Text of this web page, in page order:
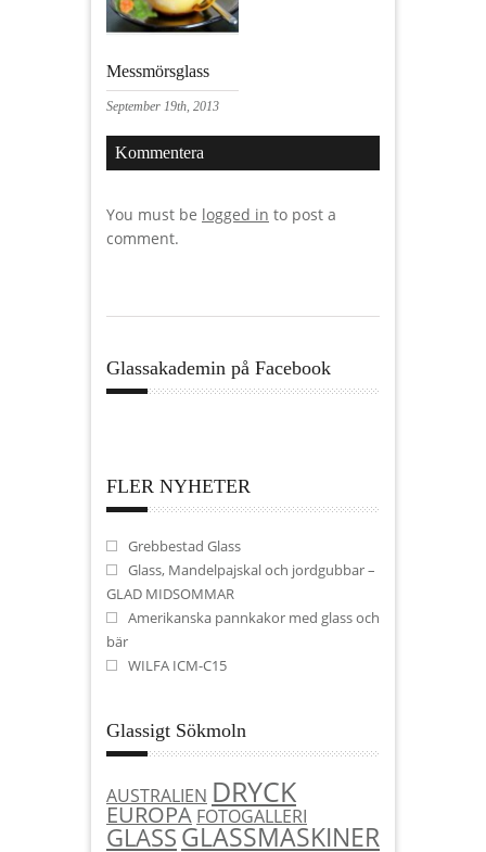
Messmörsglass
September 19th, 2013
Kommentera
You must be logged in to post a
comment.
Glassakademin på Facebook
FLER NYHETER
Grebbestad Glass
Glass, Mandelpajskal och jordgubbar –
GLAD MIDSOMMAR
Amerikanska pannkakor med glass och
bär
WILFA ICM-C15
Glassigt Sökmoln
AUSTRALIEN DRYCK
EUROPA FOTOGALLERI
GLASSGLASSMASKINER